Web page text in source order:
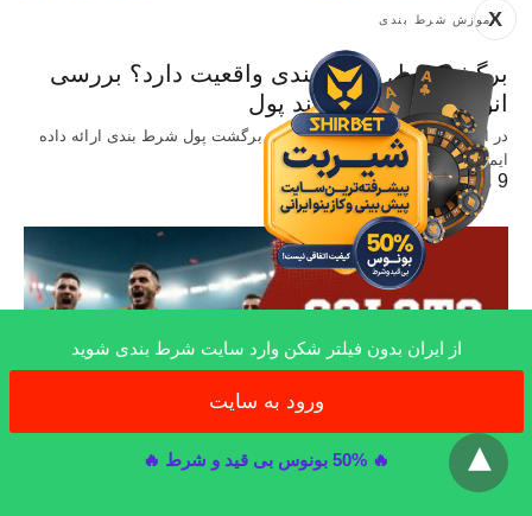
Xآموزش شرط بندی
برگشت پول شرط بندی واقعیت دارد؟ بررسی
انواع و شرایط ریفایند پول
در این مقاله توضیحاتی را در خصوص برگشت پول شرط بندی ارائه داده
ایم تا…
9 ماه ago
از ایران بدون فیلتر شکن وارد سایت شرط بندی شوید
ورود به سایت
🔥 50% بونوس بی قید و شرط 🔥